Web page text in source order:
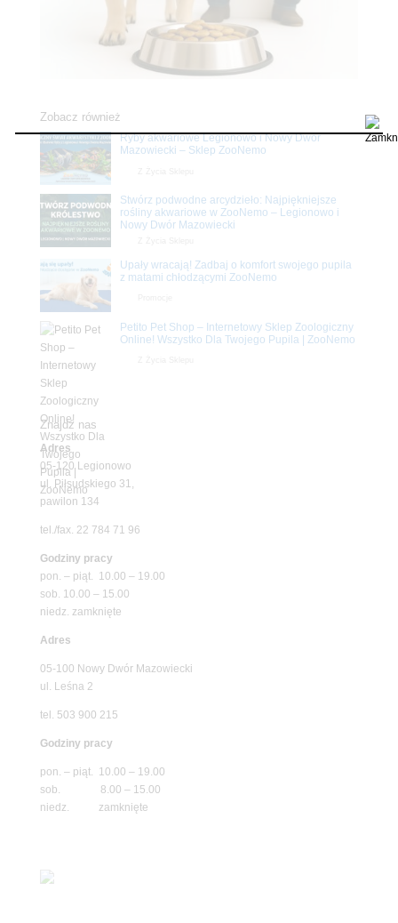
Zobacz również
Ryby akwariowe Legionowo i Nowy Dwór
Mazowiecki – Sklep ZooNemo
Stwórz podwodne arcydzieło: Najpiękniejsze
rośliny akwariowe w ZooNemo – Legionowo i
Nowy Dwór Mazowiecki
Upały wracają! Zadbaj o komfort swojego pupila
z matami chłodzącymi ZooNemo
Petito Pet Shop – Internetowy Sklep Zoologiczny
Online! Wszystko Dla Twojego Pupila | ZooNemo
Znajdź nas
Adres
05-120 Legionowo
ul. Piłsudskiego 31,
pawilon 134
tel./fax. 22 784 71 96
Godziny pracy
pon. – piąt. 10.00 – 19.00
sob. 10.00 – 15.00
niedz. zamknięte
Adres
05-100 Nowy Dwór Mazowiecki
ul. Leśna 2
tel. 503 900 215
Godziny pracy
pon. – piąt. 10.00 – 19.00
sob. 8.00 – 15.00
niedz. zamknięte